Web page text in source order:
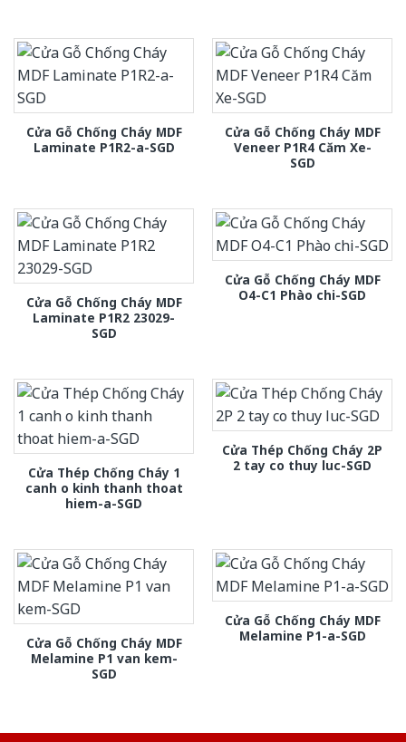
Cửa Gỗ Chống Cháy MDF
Laminate P1R2-a-SGD
Cửa Gỗ Chống Cháy MDF
Veneer P1R4 Căm Xe-
SGD
Cửa Gỗ Chống Cháy MDF
Laminate P1R2 23029-
SGD
Cửa Gỗ Chống Cháy MDF
O4-C1 Phào chi-SGD
Cửa Thép Chống Cháy 1
canh o kinh thanh thoat
hiem-a-SGD
Cửa Thép Chống Cháy 2P
2 tay co thuy luc-SGD
Cửa Gỗ Chống Cháy MDF
Melamine P1 van kem-
SGD
Cửa Gỗ Chống Cháy MDF
Melamine P1-a-SGD